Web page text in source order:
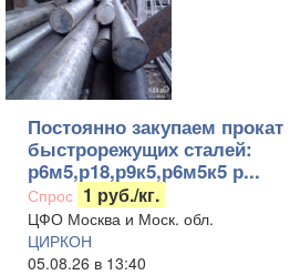
Постоянно закупаем прокат
быстрорежущих сталей:
р6м5,р18,р9к5,р6м5к5 р...
Спрос 1 руб./кг.
ЦФО Москва и Моск. обл.
ЦИРКОН
05.08.26 в 13:40